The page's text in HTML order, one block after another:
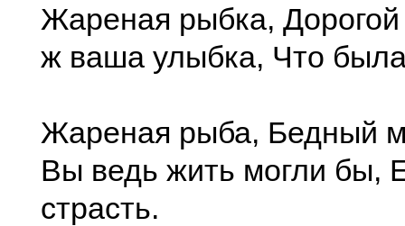
Жареная рыбка, Дорогой
ж ваша улыбка, Что
Жареная рыба, Бедный
Вы ведь жить могли бы,
страсть.